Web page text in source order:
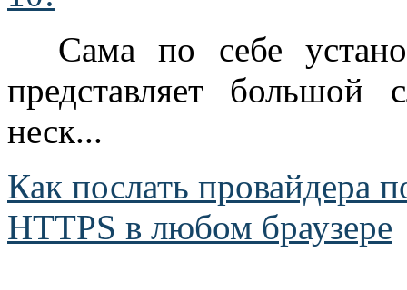
Сама по себе
представляет
неск...
Как послать провайдера
HTTPS в любом браузере